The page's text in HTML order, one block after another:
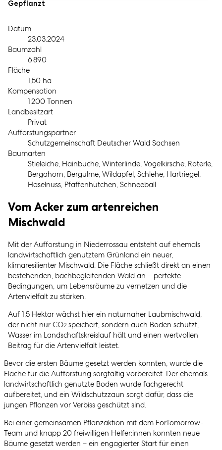
Gepflanzt
Datum
23.03.2024
Baumzahl
6 890
Fläche
1,50 ha
Kompensation
1 200 Tonnen
Landbesitzart
Privat
Aufforstungspartner
Schutzgemeinschaft Deutscher Wald Sachsen
Baumarten
Stieleiche, Hainbuche, Winterlinde, Vogelkirsche, Roterle,
Bergahorn, Bergulme, Wildapfel, Schlehe, Hartriegel,
Haselnuss, Pfaffenhütchen, Schneeball
Vom Acker zum artenreichen
Mischwald
Mit der Aufforstung in Niederrossau entsteht auf ehemals
landwirtschaftlich genutztem Grünland ein neuer,
klimaresilienter Mischwald. Die Fläche schließt direkt an einen
bestehenden, bachbegleitenden Wald an – perfekte
Bedingungen, um Lebensräume zu vernetzen und die
Artenvielfalt zu stärken.
Auf 1,5 Hektar wächst hier ein naturnaher Laubmischwald,
der nicht nur CO2 speichert, sondern auch Böden schützt,
Wasser im Landschaftskreislauf hält und einen wertvollen
Beitrag für die Artenvielfalt leistet.
Bevor die ersten Bäume gesetzt werden konnten, wurde die
Fläche für die Aufforstung sorgfältig vorbereitet. Der ehemals
landwirtschaftlich genutzte Boden wurde fachgerecht
aufbereitet, und ein Wildschutzzaun sorgt dafür, dass die
jungen Pflanzen vor Verbiss geschützt sind.
Bei einer gemeinsamen Pflanzaktion mit dem ForTomorrow-
Team und knapp 20 freiwilligen Helfer:innen konnten neue
Bäume gesetzt werden – ein engagierter Start für einen